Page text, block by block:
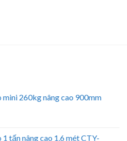
mini 260kg nâng cao 900mm
1 tấn nâng cao 1.6 mét CTY-